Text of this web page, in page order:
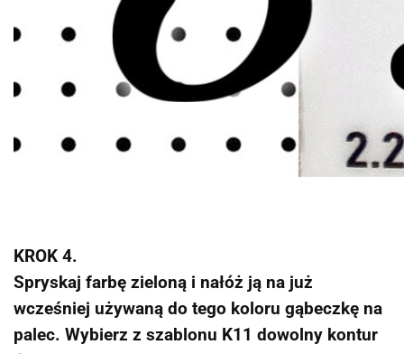
KROK 4.
Spryskaj farbę zieloną i nałóż ją na już
wcześniej używaną do tego koloru gąbeczkę na
palec. Wybierz z szablonu K11 dowolny kontur